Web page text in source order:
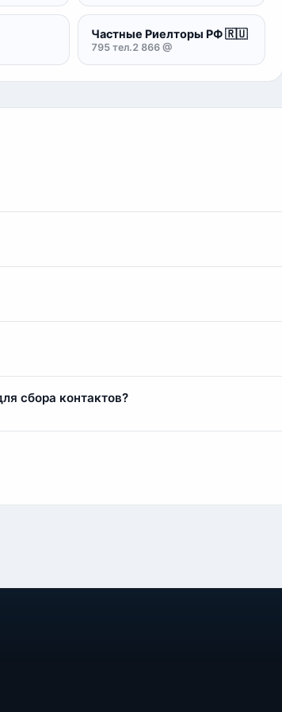
Частные Риелторы РФ 🇷🇺
795 тел.2 866 @
вы можете выбрать эти контакты и
контакты в качестве подарка.
сбора контактов?
от 1 до 25 рублей за лид.
от 5 до 100 рублей за лид.